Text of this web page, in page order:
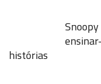
histórias